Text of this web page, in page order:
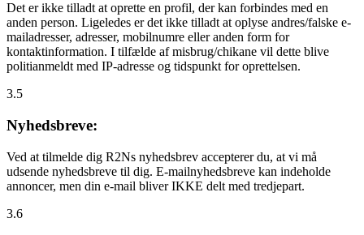
Det er ikke tilladt at oprette en profil, der kan forbindes med en
anden person. Ligeledes er det ikke tilladt at oplyse andres/falske e-
mailadresser, adresser, mobilnumre eller anden form for
kontaktinformation. I tilfælde af misbrug/chikane vil dette blive
politianmeldt med IP-adresse og tidspunkt for oprettelsen.
3.5
Nyhedsbreve:
Ved at tilmelde dig R2Ns nyhedsbrev accepterer du, at vi må
udsende nyhedsbreve til dig. E-mailnyhedsbreve kan indeholde
annoncer, men din e-mail bliver IKKE delt med tredjepart.
3.6